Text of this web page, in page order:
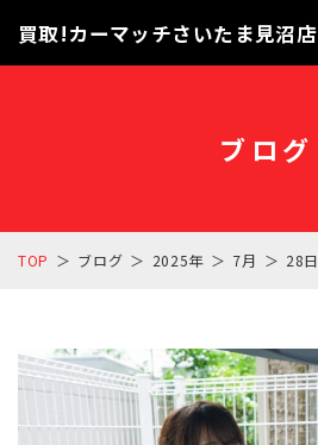
買取!カーマッチさいたま見沼店
ブログ
TOP ブログ 2025年 7月 28日